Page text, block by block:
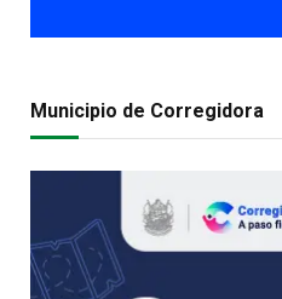
Municipio de Corregidora